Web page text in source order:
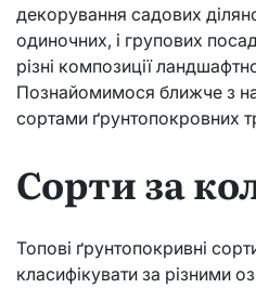
декорування садових
одиночних, і групових
різні композиції
Познайомимося ближче з
сортами ґрунтопокровних
Сорти за
Топові ґрунтопокривні
класифікувати за різними